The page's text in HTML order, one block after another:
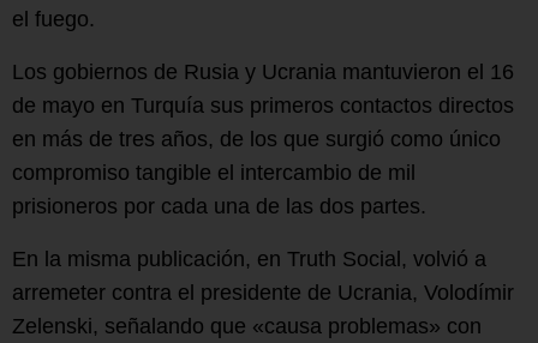
el fuego.
Los gobiernos de Rusia y Ucrania mantuvieron el 16
de mayo en Turquía sus primeros contactos directos
en más de tres años, de los que surgió como único
compromiso tangible el intercambio de mil
prisioneros por cada una de las dos partes.
En la misma publicación, en Truth Social, volvió a
arremeter contra el presidente de Ucrania, Volodímir
Zelenski, señalando que «causa problemas» con